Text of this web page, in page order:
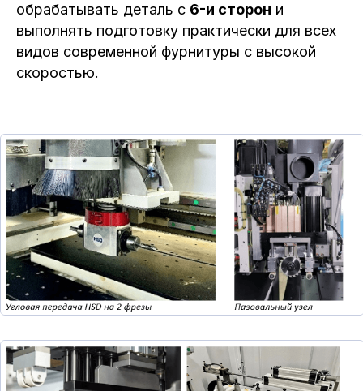
обрабатывать деталь с 6-и сторон и
выполнять подготовку практически для всех
видов современной фурнитуры с высокой
скоростью.